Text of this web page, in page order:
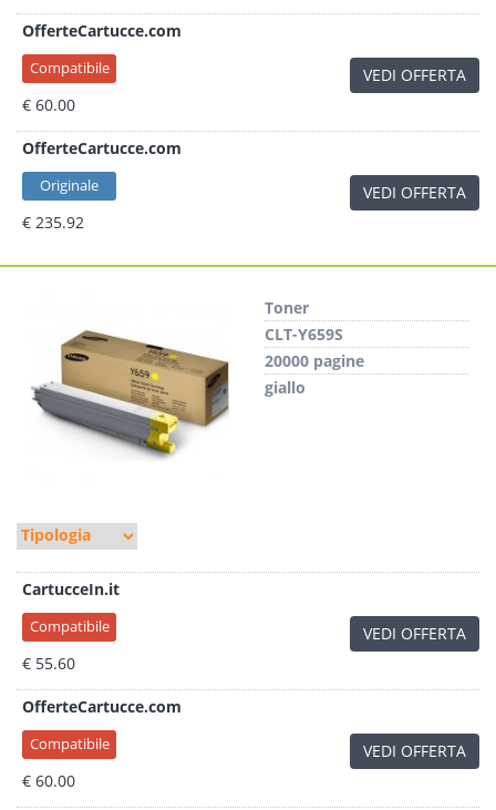
OfferteCartucce.com
Compatibile
€ 60.00
VEDI OFFERTA
OfferteCartucce.com
Originale
€ 235.92
VEDI OFFERTA
Toner
CLT-Y659S
20000 pagine
giallo
CartucceIn.it
Compatibile
€ 55.60
VEDI OFFERTA
OfferteCartucce.com
Compatibile
€ 60.00
VEDI OFFERTA